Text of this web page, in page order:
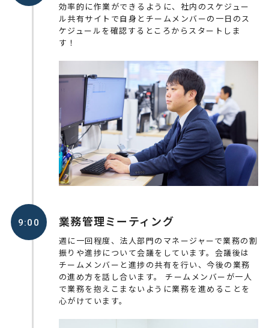
効率的に作業ができるように、社内のスケジュー
ル共有サイトで自身とチームメンバーの一日のス
ケジュールを確認するところからスタートしま
す！
9:00 業務管理ミーティング
週に一回程度、法人部門のマネージャーで業務の割
振りや進捗について会議をしています。会議後は
チームメンバーと進捗の共有を行い、今後の業務
の進め方を話し合います。 チームメンバーが一人
で業務を抱えこまないように業務を進めることを
心がけています。